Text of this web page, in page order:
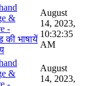
&
-
की भाषायें
August
14, 2023,
10:32:35
AM
&
-
August
14, 2023,